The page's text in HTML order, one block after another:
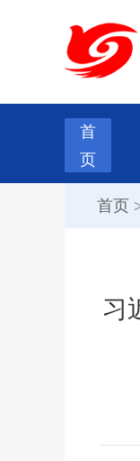
首
页
首页
习